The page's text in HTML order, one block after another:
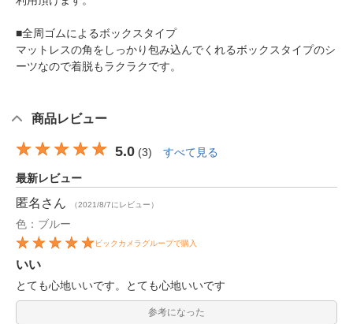
■全周ゴムによるボックスタイプ
マットレスの角をしっかり包み込んでくれるボックスタイプのシ
ーツなので着脱もラクラクです。
商品レビュー
5.0 (3) すべて見る
最新レビュー
匿名 さん （2021/8/7にレビュー）
色：ブルー
ビックカメラグループで購入
いい
とても心地いいです。とても心地いいです
参考になった